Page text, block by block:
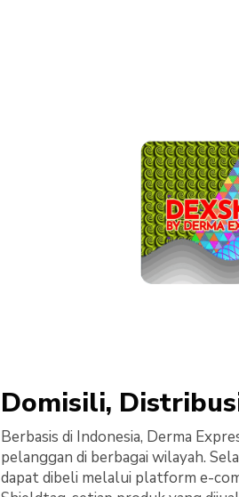
Domisili,
Berbasis di Indonesia, Derma
pelanggan di berbagai wilayah.
dapat dibeli melalui platform e-